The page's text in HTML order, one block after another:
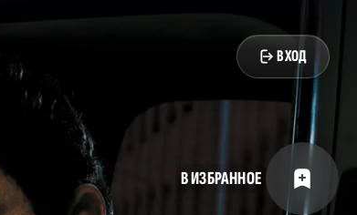
ВХОД
В ИЗБРАННОЕ